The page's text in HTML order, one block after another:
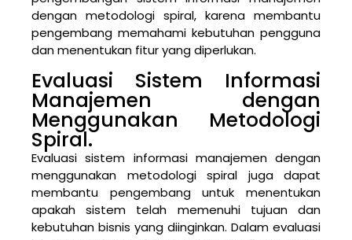
dengan metodologi spiral, karena membantu
pengembang memahami kebutuhan pengguna
dan menentukan fitur yang diperlukan.
Evaluasi Sistem Informasi
Manajemen dengan
Menggunakan Metodologi
Spiral.
Evaluasi sistem informasi manajemen dengan
menggunakan metodologi spiral juga dapat
membantu pengembang untuk menentukan
apakah sistem telah memenuhi tujuan dan
kebutuhan bisnis yang diinginkan. Dalam evaluasi